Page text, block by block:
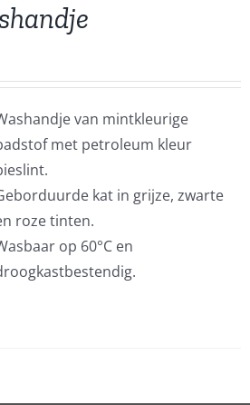
van mintkleurige
met petroleum kleur
kat in grijze, zwarte
roze tinten.
op 60°C en